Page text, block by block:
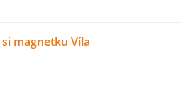
magnetku Víla